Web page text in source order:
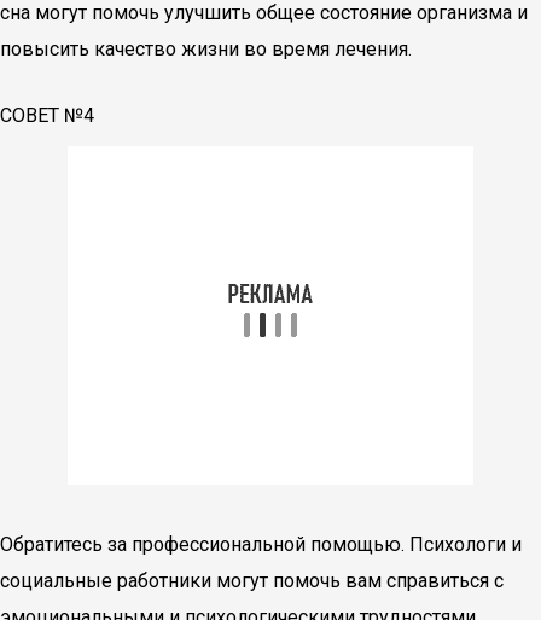
сна могут помочь улучшить общее состояние организма и
повысить качество жизни во время лечения.
СОВЕТ №4
Обратитесь за профессиональной помощью. Психологи и
социальные работники могут помочь вам справиться с